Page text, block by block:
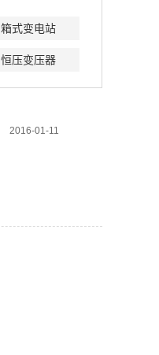
箱式变电站
恒压变压器
2016-01-11